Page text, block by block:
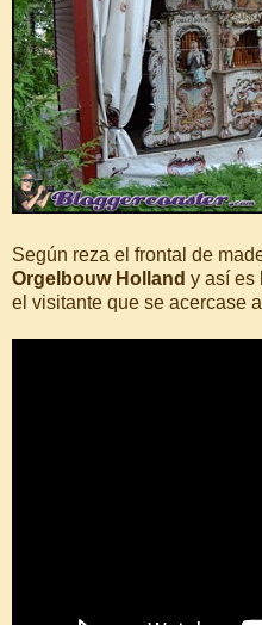
Según reza el frontal de
Orgelbouw Holland y así es
el visitante que se acercase